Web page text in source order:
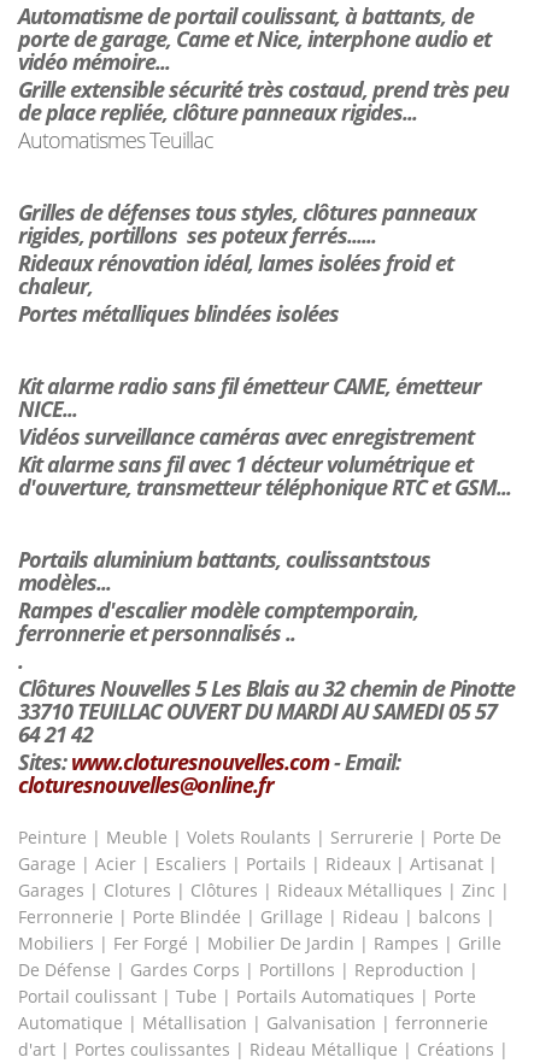
Automatisme de portail coulissant, à battants, de
porte de garage, Came et Nice, interphone audio et
vidéo mémoire...
Grille extensible sécurité très costaud, prend très peu
de place repliée, clôture panneaux rigides...
Automatismes Teuillac
Grilles de défenses tous styles, clôtures panneaux
rigides, portillons ses poteux ferrés......
Rideaux rénovation idéal, lames isolées froid et
chaleur,
Portes métalliques blindées isolées
Kit alarme radio sans fil émetteur CAME, émetteur
NICE...
Vidéos surveillance caméras avec enregistrement
Kit alarme sans fil avec 1 décteur volumétrique et
d'ouverture, transmetteur téléphonique RTC et GSM...
Portails aluminium battants, coulissantstous
modèles...
Rampes d'escalier modèle comptemporain,
ferronnerie et personnalisés ..
.
Clôtures Nouvelles 5 Les Blais au 32 chemin de Pinotte
33710 TEUILLAC OUVERT DU MARDI AU SAMEDI 05 57
64 21 42
Sites:www.cloturesnouvelles.com- Email:
cloturesnouvelles@online.fr
Peinture | Meuble | Volets Roulants | Serrurerie | Porte De
Garage | Acier | Escaliers | Portails | Rideaux | Artisanat |
Garages | Clotures | Clôtures | Rideaux Métalliques | Zinc |
Ferronnerie | Porte Blindée | Grillage | Rideau | balcons |
Mobiliers | Fer Forgé | Mobilier De Jardin | Rampes | Grille
De Défense | Gardes Corps | Portillons | Reproduction |
Portail coulissant | Tube | Portails Automatiques | Porte
Automatique | Métallisation | Galvanisation | ferronnerie
d'art | Portes coulissantes | Rideau Métallique | Créations |